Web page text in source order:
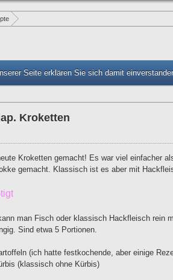
Seite erklären Sie sich damit
Kroketten
Kroketten gemacht! Es war viel einfacher
gemacht. Klassisch ist es aber mit
man Fisch oder klassisch Hackfleisch rein
Sind etwa 5 Portionen.
(ich hatte festkochende, aber einige
(klassisch ohne Kürbis)